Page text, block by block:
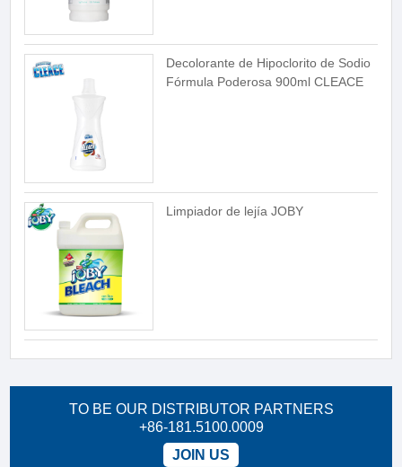
Decolorante de Hipoclorito de Sodio
Fórmula Poderosa 900ml CLEACE
Limpiador de lejía JOBY
TO BE OUR DISTRIBUTOR PARTNERS
+86-181.5100.0009
JOIN US